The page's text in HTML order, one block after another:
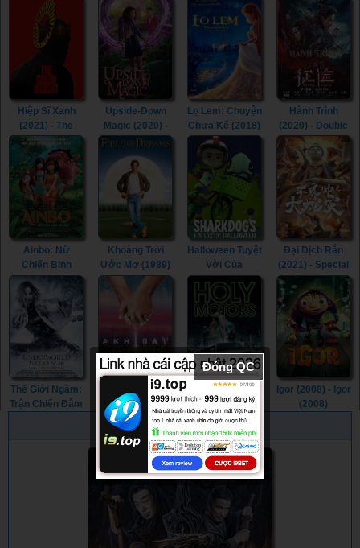
Faces of Dunjia
(2017)
Almighty (2003)
Hiệp Sĩ Xanh
(2021) - The
Green Knight
(2021)
Upside-Down
Magic (2020) -
Upside-Down
Magic (2020)
Lọ Lem: Chuyện
Chưa Kể (2018)
- Cinderella and
the Secret
Prince (2018)
Hành Trình
(2020) - Double
World (2020)
Ainbo: Nữ
Chiến Binh
Amazon (2021) -
AINBO: Spirit of
the Amazon
(2021)
Khoảng Trời
Ước Mơ (1989)
- Field of
Dreams (1989)
Halloween Tuyệt
Vời Của
Sharkdog
(2021) -
Sharkdog's
Fintastic
Halloween
(2021)
Đại Dịch Rắn
(2021) - Special
Snake Revenge
(2021)
Thế Giới Ngầm:
Trận Chiến Đẫm
Akhirat: Một
Chuyện Tình
(2021) - Akhirat:
A Love Story
(2021)
Phân Thân
(2012) - Holy
Motors (2012)
Igor (2008) - Igor
(2008)
PHIM NGẪU NHIÊN
Đóng QC